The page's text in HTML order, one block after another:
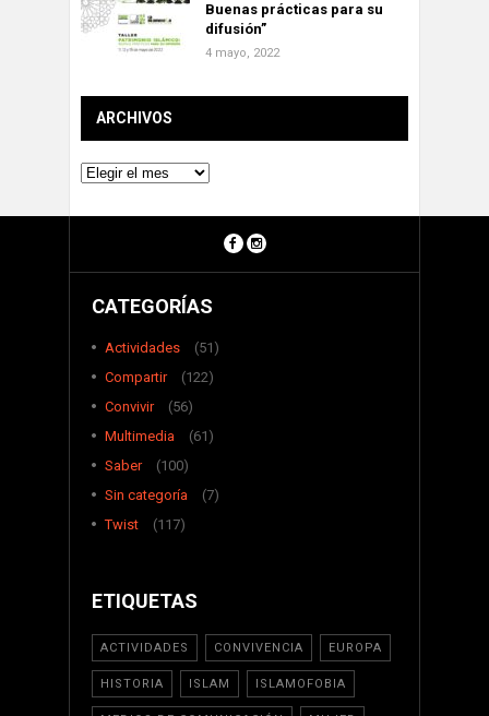
Buenas prácticas para su
difusión”
4 mayo, 2022
ARCHIVOS
Archivos
CATEGORÍAS
Actividades
(51)
Compartir
(122)
Convivir
(56)
Multimedia
(61)
Saber
(100)
Sin categoría
(7)
Twist
(117)
ETIQUETAS
ACTIVIDADES CONVIVENCIA EUROPA
HISTORIA ISLAM ISLAMOFOBIA